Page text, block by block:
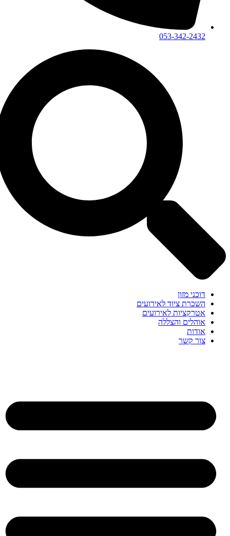
053-342-2432
דוכני מזון
השכרת ציוד לאירועים
אטרקציות לאירועים
אוהלים והצללה
אודות
צור קשר